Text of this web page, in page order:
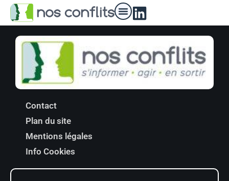
Contact
Plan du site
Mentions légales
Info Cookies